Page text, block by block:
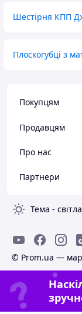
Шестірня КПП
Плоскогубці з
Покупцям
Продавцям
Про нас
Партнери
Тема - світла
© Prom.ua —